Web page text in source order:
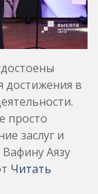
достижения в
просто
заслуг и
Аязу
Читать